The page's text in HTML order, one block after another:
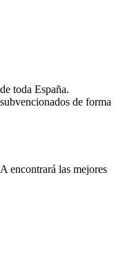
toda España.
subvencionados de forma
encontrará las mejores